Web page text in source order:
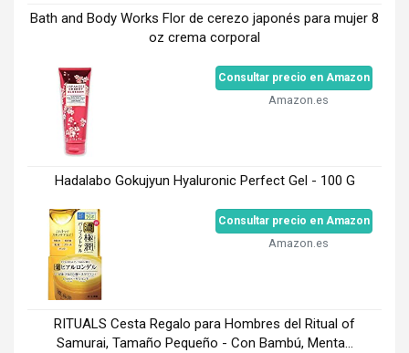
Bath and Body Works Flor de cerezo japonés para mujer 8
oz crema corporal
Consultar precio en Amazon
Amazon.es
Hadalabo Gokujyun Hyaluronic Perfect Gel - 100 G
Consultar precio en Amazon
Amazon.es
RITUALS Cesta Regalo para Hombres del Ritual of
Samurai, Tamaño Pequeño - Con Bambú, Menta...